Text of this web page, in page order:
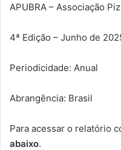
APUBRA – Associação
4ª Edição – Junho de
Periodicidade: Anual
Abrangência: Brasil
Para acessar o relatório
abaixo.